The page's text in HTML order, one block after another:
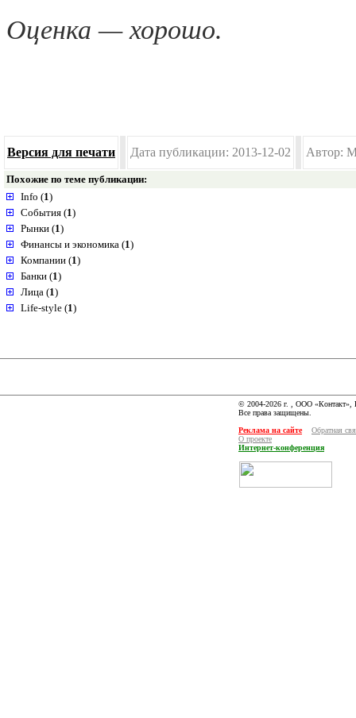
Оценка — хорошо.
Версия для печати Дата публикации: 2013-12-02 Автор:
Похожие по теме публикации:
Info (1)
События (1)
Рынки (1)
Финансы и экономика (1)
Компании (1)
Банки (1)
Лица (1)
Life-style (1)
© 2004-2026 г. , ООО «Контакт»,
Все права защищены.
Реклама на сайте
Обратная
О проекте
Интернет-конференция